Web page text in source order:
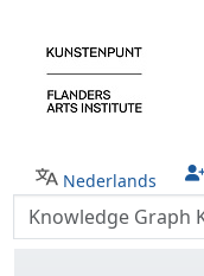
Nederlands